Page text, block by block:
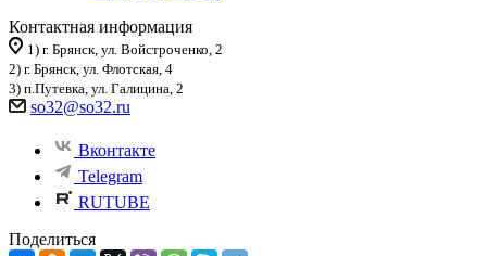
Контактная информация
1) г. Брянск, ул. Войстроченко, 2
2) г. Брянск, ул. Флотская, 4
3) п.Путевка, ул. Галицина, 2
so32@so32.ru
Вконтакте
Telegram
RUTUBE
Поделиться